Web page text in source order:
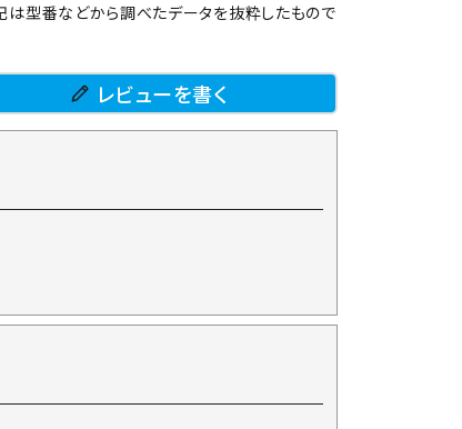
型番などから調べたデータを抜粋したもので
レビューを書く